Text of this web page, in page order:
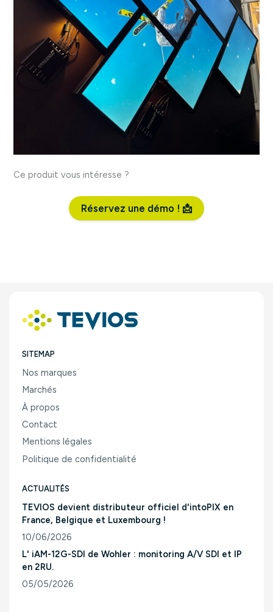
Ce produit vous intéresse ?
Réservez une démo ! 📩
SITEMAP
Nos marques
Marchés
À propos
Contact
Mentions légales
Politique de confidentialité
ACTUALITÉS
TEVIOS devient distributeur officiel d'intoPIX en
France, Belgique et Luxembourg !
10/06/2026
Consulter l'article "TEVIOS devient distributeur officiel
L' iAM-12G-SDI de Wohler : monitoring A/V SDI et IP
en 2RU.
05/05/2026